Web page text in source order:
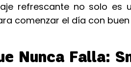
refrescante no solo
comenzar el día con buen
Nunca Falla: